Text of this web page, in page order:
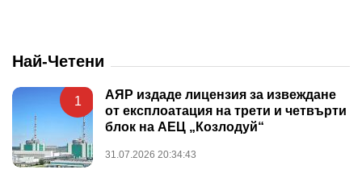
Най-Четени
1
АЯР издаде лицензия за извеждане
от експлоатация на трети и четвърти
блок на АЕЦ „Козлодуй“
31.07.2026 20:34:43